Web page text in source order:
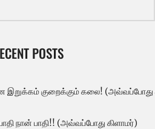
POSTS
இறுக்கம் குறைக்கும் கலை! (அவ்வப்போது
நான் பாதி!! (அவ்வப்போது கிளாமர்)